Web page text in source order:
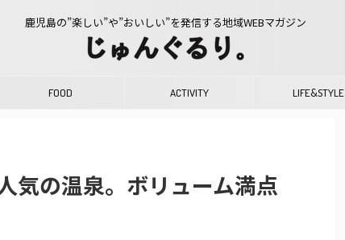
鹿児島の”楽しい”や”おいしい”を発信する地域WEBマガジン
FOOD ACTIVITY LIFE&STYLE
気の温泉。ボリューム満点